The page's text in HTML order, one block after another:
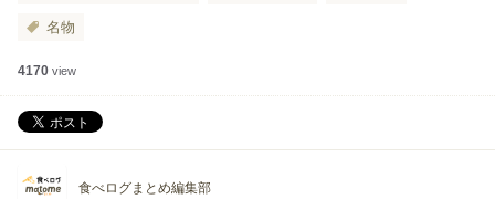
名物
4170 view
食べログまとめ編集部